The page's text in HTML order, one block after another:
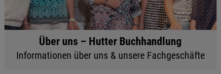
Über uns – Hutter Buchhandlung
Informationen über uns & unsere Fachgeschäfte